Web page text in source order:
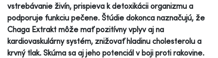
vstrebávanie živín, prispieva k detoxikácii organizmu a
podporuje funkciu pečene. Štúdie dokonca naznačujú, že
Chaga Extrakt môže mať pozitívny vplyv aj na
kardiovaskulárny systém, znižovať hladinu cholesterolu a
krvný tlak. Skúma sa aj jeho potenciál v boji proti rakovine.